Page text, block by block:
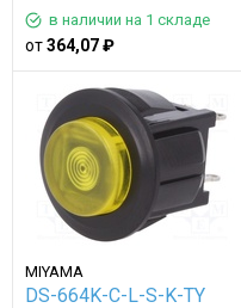
в наличии на 1 складе
от364,07 ₽
MIYAMA
DS-664K-C-L-S-K-TY